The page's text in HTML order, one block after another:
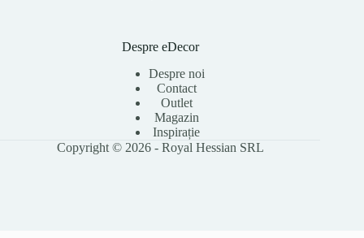
Despre eDecor
Despre noi
Contact
Outlet
Magazin
Inspirație
Copyright © 2026 - Royal Hessian SRL